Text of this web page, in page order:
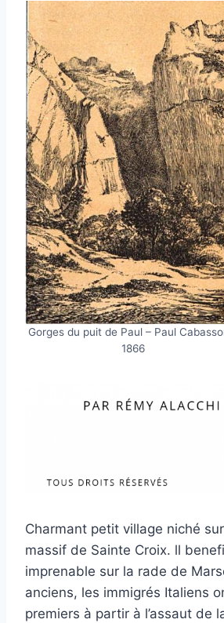
Gorges du puit de Paul – Paul
1866
Charmant petit village niché
massif de Sainte Croix. ll
imprenable sur la rade de
anciens, les immigrés Italiens
premiers à partir à l’assaut de